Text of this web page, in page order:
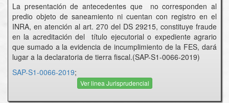
La presentación de antecedentes que no corresponden al
predio objeto de saneamiento ni cuentan con registro en el
INRA, en atención al art. 270 del DS 29215, constituye fraude
en la acreditación del título ejecutorial o expediente agrario
que sumado a la evidencia de incumplimiento de la FES, dará
lugar a la declaratoria de tierra fiscal.(SAP-S1-0066-2019)
SAP-S1-0066-2019;
Ver linea Jurisprudencial